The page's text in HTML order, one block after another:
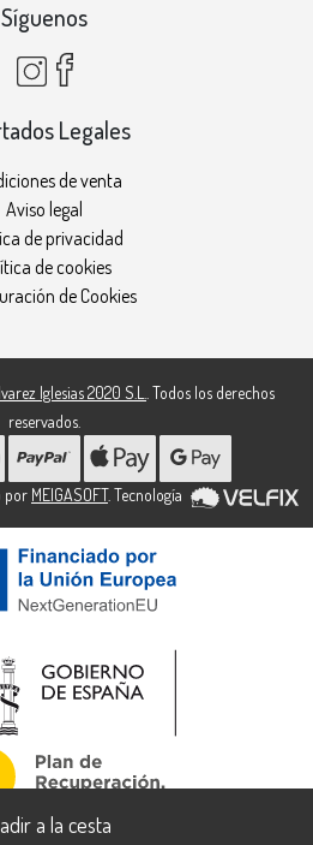
Síguenos
Legales
de venta
Aviso legal
de privacidad
de cookies
de Cookies
Iglesias 2020 S.L.. Todos los derechos
reservados.
por MEIGASOFT. Tecnología